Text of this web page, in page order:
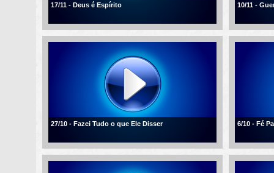
17/11 - Deus é Espírito 10/11 -
27/10 - Fazei Tudo o que Ele Disser 6/10 - Fé